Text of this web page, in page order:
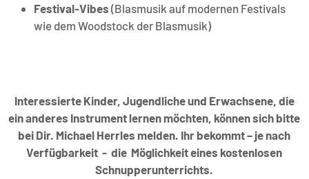
Festival-Vibes (Blasmusik auf modernen Festivals
wie dem Woodstock der Blasmusik)
Interessierte Kinder, Jugendliche und Erwachsene, die
ein anderes Instrument lernen möchten, können sich bitte
bei Dir. Michael Herrles melden. Ihr bekommt – je nach
Verfügbarkeit - die Möglichkeit eines kostenlosen
Schnupperunterrichts.